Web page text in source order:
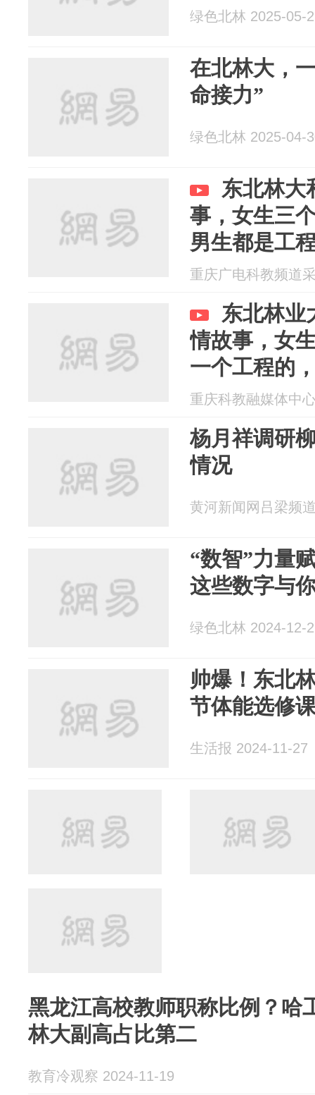
绿色北林 2025-05-
在北林大，
命接力”
绿色北林 2025-04-
东北林大
事，女生三
男生都是工
重庆广电科教频道
东北林业
情故事，女
一个工程的
因为缘分走
重庆科教融媒体中
杨月祥调研
情况
黄河新闻网吕梁频
“数智”力量
这些数字与
绿色北林 2024-12-
帅爆！东北
节体能选修
生活报 2024-11-27
黑龙江高校教师职称比例？哈
林大副高占比第二
教育冷观察 2024-11-19